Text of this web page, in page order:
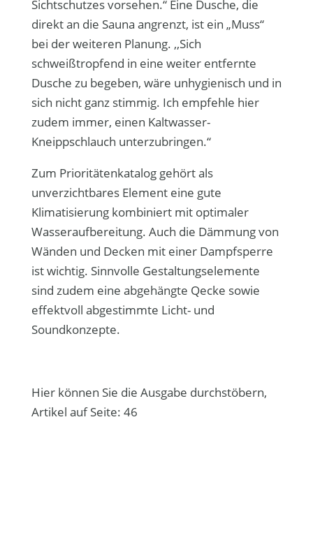
Sichtschutzes vorsehen.“ Eine Dusche, die
direkt an die Sauna angrenzt, ist ein „Muss“
bei der weiteren Planung. ,,Sich
schweißtropfend in eine weiter entfernte
Dusche zu begeben, wäre unhygienisch und in
sich nicht ganz stimmig. Ich empfehle hier
zudem immer, einen Kaltwasser-
Kneippschlauch unterzubringen.“
Zum Prioritä­tenkatalog gehört als
unverzichtbares Element eine gute
Klimatisierung kombiniert mit optimaler
Wasseraufbereitung. Auch die Dämmung von
Wänden und Decken mit einer Dampfsperre
ist wichtig. Sinnvolle Gestaltungselemente
sind zudem eine abgehängte Qecke sowie
effekt­voll abgestimmte Licht- und
Soundkonzepte.
Hier können Sie die Ausgabe durchstöbern,
Artikel auf Seite: 46